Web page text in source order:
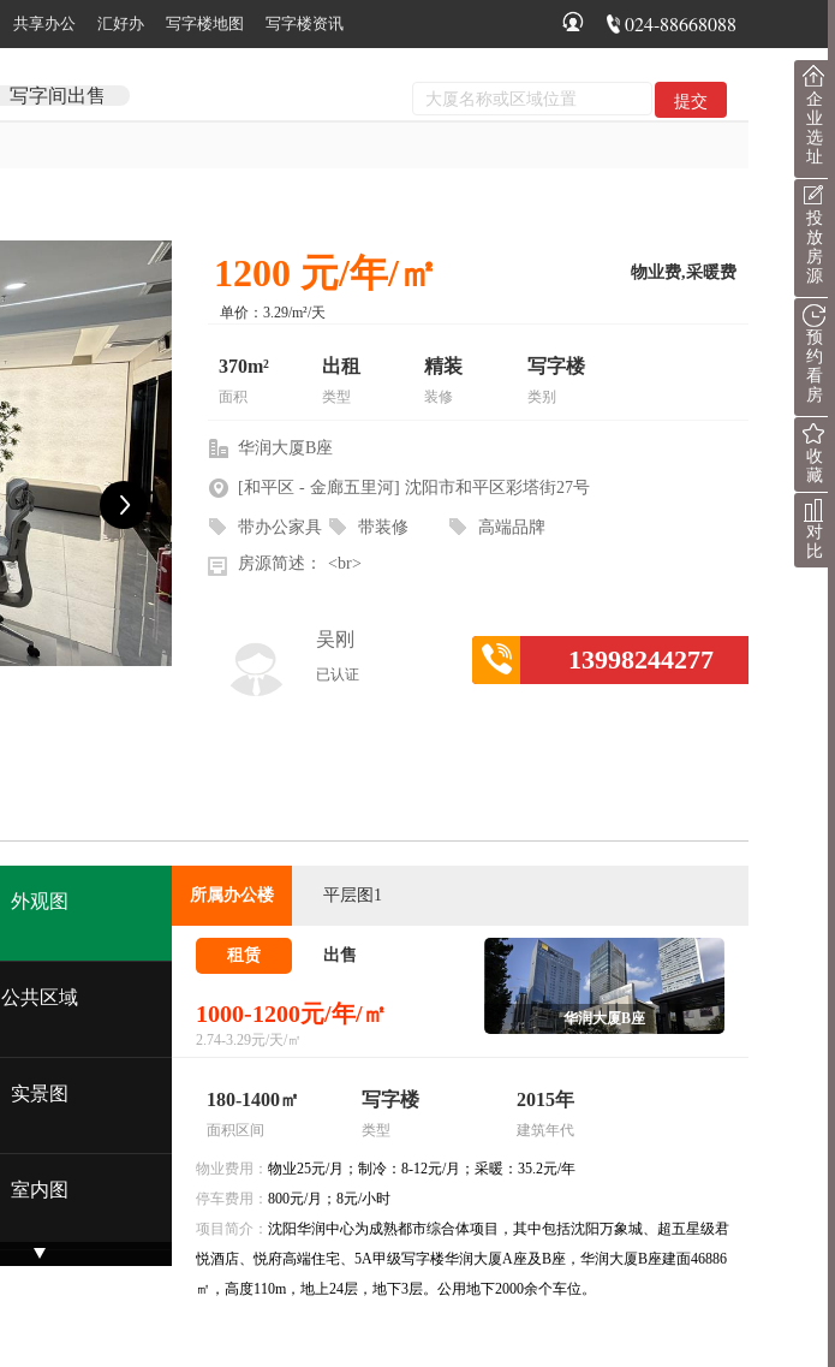
共享办公 汇好办 写字楼地图 写字楼资讯 024-88668088
写字间出售
单价：3.29/m²/天
1200 元/年/㎡ 物业费,采暖费
370m²
面积
出租
类型
精装
装修
写字楼
类别
华润大厦B座
[和平区 - 金廊五里河] 沈阳市和平区彩塔街27号
带办公家具 带装修
高端品牌
房源简述：
<br>
吴刚
已认证 13998244277
外观图
公共区域
实景图
室内图
所属办公楼 平层图1
华润大厦B座
租赁 出售
1000-1200元/年/㎡
2.74-3.29元/天/㎡
180-1400㎡
面积区间
写字楼
类型
2015年
建筑年代
物业费用： 物业25元/月；制冷：8-12元/月；采暖：35.2元/年
停车费用： 800元/月；8元/小时
项目简介： 沈阳华润中心为成熟都市综合体项目，其中包括沈阳万象城、超五星级君
悦酒店、悦府高端住宅、5A甲级写字楼华润大厦A座及B座，华润大厦B座建面46886
㎡，高度110m，地上24层，地下3层。公用地下2000余个车位。
企
业
选
址
投
放
房
源
预
约
看
房
收
藏
对
比